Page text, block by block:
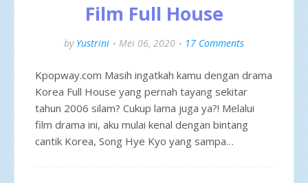
Film Full House
by Yustrini Mei 06, 2020 17 Comments
Kpopway.com Masih ingatkah kamu dengan drama
Korea Full House yang pernah tayang sekitar
tahun 2006 silam? Cukup lama juga ya?! Melalui
film drama ini, aku mulai kenal dengan bintang
cantik Korea, Song Hye Kyo yang sampa…